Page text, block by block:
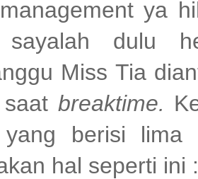
ya
sayalah dulu
Miss Tia
breaktime.
yang berisi lima
hal seperti ini :